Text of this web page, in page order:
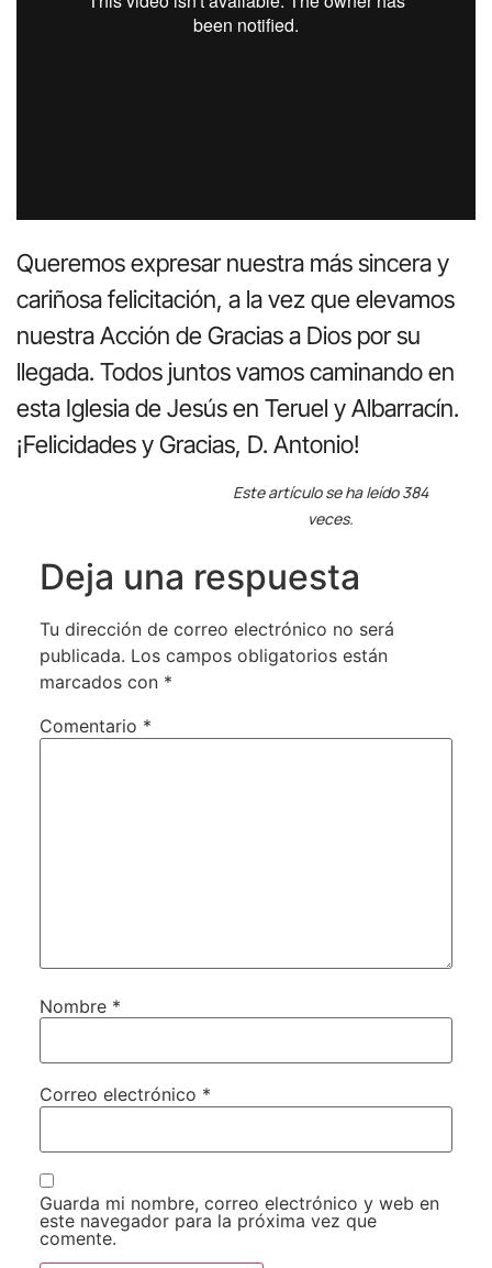
Queremos expresar nuestra más sincera y
cariñosa felicitación, a la vez que elevamos
nuestra Acción de Gracias a Dios por su
llegada. Todos juntos vamos caminando en
esta Iglesia de Jesús en Teruel y Albarracín.
¡Felicidades y Gracias, D. Antonio!
Este artículo se ha leído 384
veces.
Deja una respuesta
Tu dirección de correo electrónico no será
publicada. Los campos obligatorios están
marcados con *
Comentario *
Nombre *
Correo electrónico *
Guarda mi nombre, correo electrónico y web en
este navegador para la próxima vez que
comente.